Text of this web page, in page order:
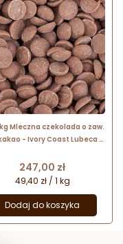
Mleczna czekolada o zaw.
- Ivory Coast Lubeca -
kaletkach - nr. kat. 771
Cena
247,00 zł
49,40 zł / 1 kg
Dodaj do koszyka